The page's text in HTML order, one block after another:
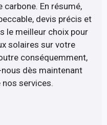
En résumé,
devis précis et
le meilleur choix pour
solaires sur votre
conséquemment,
dès maintenant
services.